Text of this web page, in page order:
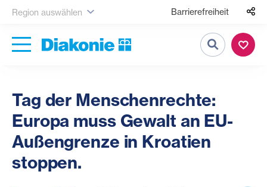
Region auswählen Barrierefreiheit
Suche
Tag der Menschenrechte:
Europa muss Gewalt an EU-
Außengrenze in Kroatien
stoppen.